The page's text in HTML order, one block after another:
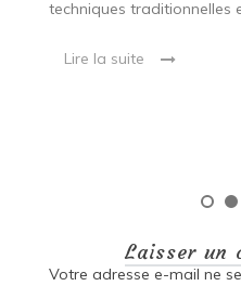
techniques traditionnelles
Lire la suite
Laisser un
Votre adresse e-mail ne